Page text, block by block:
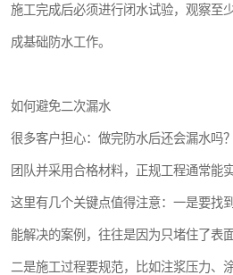
施工完成后必须进行闭水试验，观察至
成基础防水工作。
如何避免二次漏水
很多客户担心：做完防水后还会漏水吗
团队并采用合格材料，正规工程通常能
这里有几个关键点值得注意：一是要找
能解决的案例，往往是因为只堵住了表
二是施工过程要规范，比如注浆压力、